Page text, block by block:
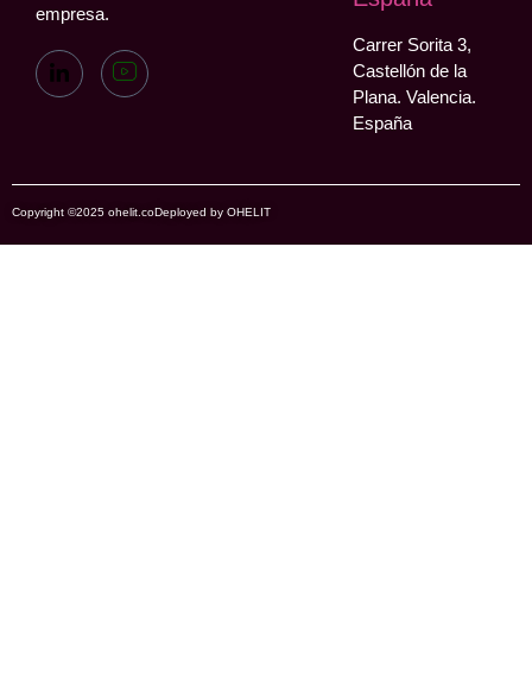
empresa.
Carrer Sorita 3,
Castellón de la
Plana. Valencia.
España
Copyright ©2025 ohelit.coDeployed by OHELIT